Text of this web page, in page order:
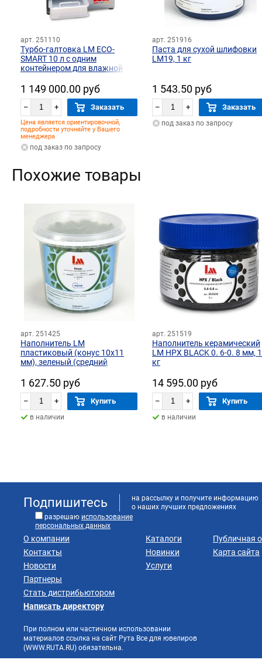
арт. 251110
Турбо-галтовка LM ECO-
SMART 10 л с одним
контейнером для влажной
1 149 000.00 руб
– + Заказать
Цена является ориентировочной,
подробности уточняйте у Вашего
менеджера
под заказ по запросу
арт. 251916
Паста для сухой шлифовки
LM19, 1 кг
1 543.50 руб
– + Заказать
под заказ по запросу
Похожие товары
арт. 251425
Наполнитель LM
пластиковый (конус 10х11
мм), зеленый (средний
1 627.50 руб
– + Купить
в наличии
арт. 251519
Наполнитель керамический
LM HPX BLACK 0. 6-0. 8 мм, 1
кг
14 595.00 руб
– + Купить
в наличии
Подпишитесь
на рассылку и получите информацию
о наших лучших предложениях
разрешаю использование
персональных данных
О компании
Контакты
Новости
Партнеры
Стать дистрибьютором
Каталоги
Новинки
Услуги
Публичная
Карта сайта
Написать директору
При полном или частичном использовании
материалов ссылка на сайт Рута Все для ювелиров
(WWW.RUTA.RU) обязательна.